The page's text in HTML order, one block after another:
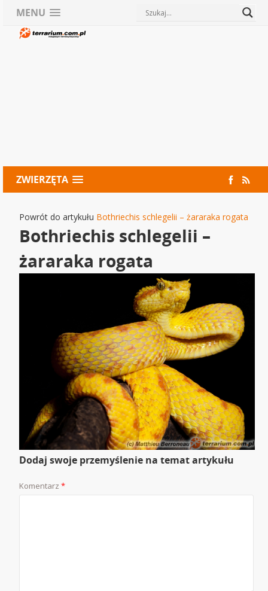
MENU
ZWIERZĘTA
Powrót do artykułu Bothriechis schlegelii – żararaka rogata
Bothriechis schlegelii –
żararaka rogata
Dodaj swoje przemyślenie na temat artykułu
Komentarz*